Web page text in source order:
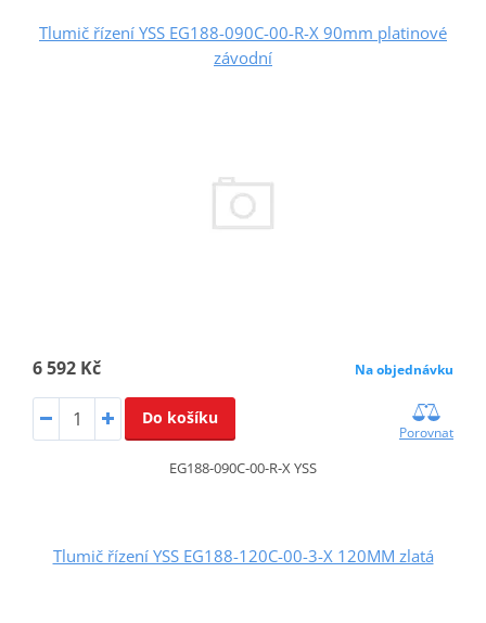
Tlumič řízení YSS EG188-090C-00-R-X 90mm platinové
závodní
6 592 Kč Na objednávku
Do košíku
Porovnat
EG188-090C-00-R-X YSS
Tlumič řízení YSS EG188-120C-00-3-X 120MM zlatá